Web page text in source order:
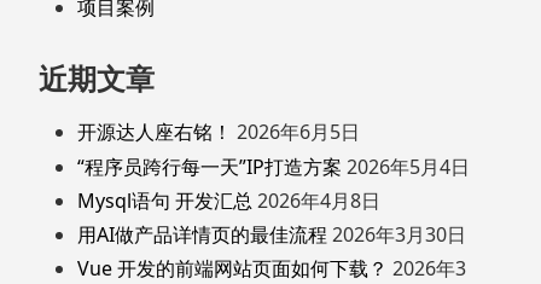
项目案例
近期文章
开源达人座右铭！ 2026年6月5日
“程序员跨行每一天”IP打造方案 2026年5月4日
Mysql语句 开发汇总 2026年4月8日
用AI做产品详情页的最佳流程 2026年3月30日
Vue 开发的前端网站页面如何下载？ 2026年3